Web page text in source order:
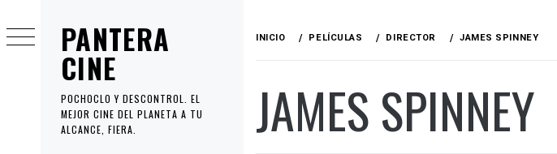
PANTERA
CINE
POCHOCLO Y DESCONTROL. EL
MEJOR CINE DEL PLANETA A TU
ALCANCE, FIERA.
al
contenido
INICIO PELÍCULAS DIRECTOR JAMES SPINNEY
JAMES SPINNEY